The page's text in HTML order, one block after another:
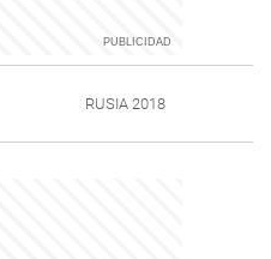
RUSIA 2018